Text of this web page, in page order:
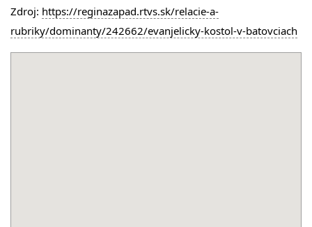
Zdroj: https://reginazapad.rtvs.sk/relacie-a-
rubriky/dominanty/242662/evanjelicky-kostol-v-batovciach